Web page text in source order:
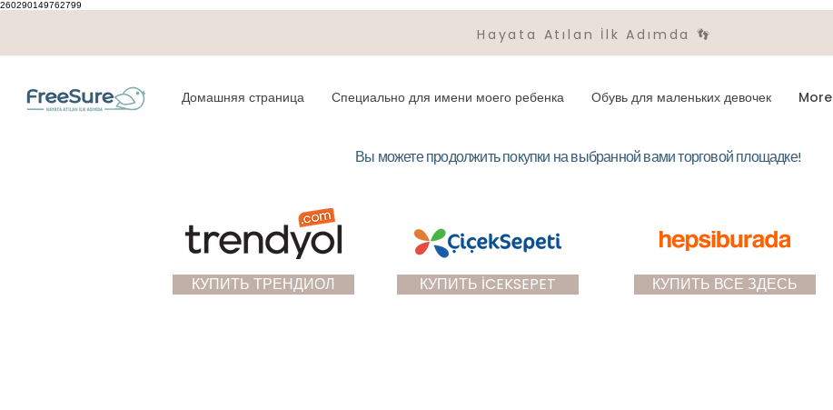
260290149762799
Hayata Atılan İlk Adımda 👣
Домашняя страница Специально для имени моего ребенка Обувь для маленьких девочек More
Вы можете продолжить покупки на выбранной вами торговой площадке!
КУПИТЬ ТРЕНДИОЛ КУПИТЬ İCEKSEPET КУПИТЬ ВСЕ ЗДЕСЬ